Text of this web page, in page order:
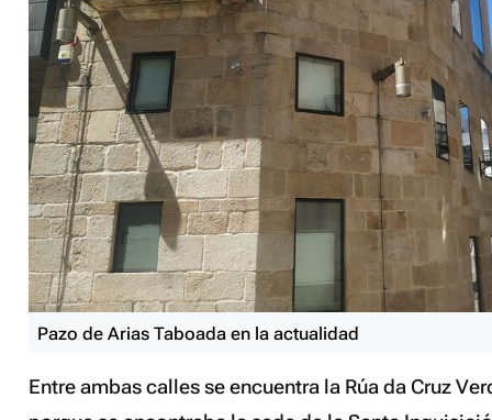
Pazo de Arias Taboada en la actualidad
Entre ambas calles se encuentra la Rúa da Cruz